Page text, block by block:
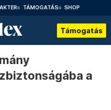
TÁMOGATÁS SHOP
Támogatás
a